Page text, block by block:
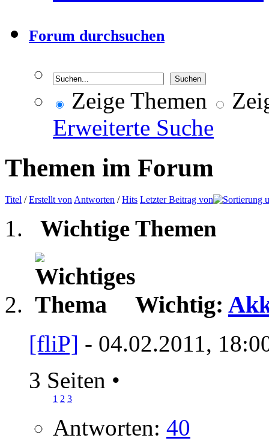
Forum durchsuchen
Zeige Themen
Erweiterte Suche
Themen im Forum
Titel /Erstellt von Antworten /Hits Letzter Beitrag von
Wichtige Themen
Wichtig:
[fliP] - 04.02.2011,
3 Seiten •
1 2 3
Antworten: 40